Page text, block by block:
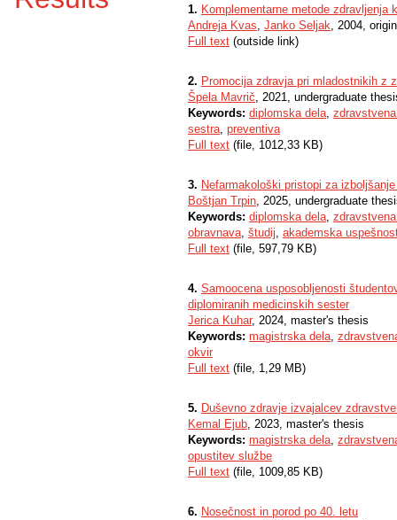
1. Komplementarne metode zdravljenja
Andreja Kvas, Janko Seljak, 2004,
Full text (outside link)
2. Promocija zdravja pri mladostnikih z
Špela Mavrič, 2021, undergraduate
Keywords: diplomska dela,
sestra, preventiva
Full text (file, 1012,33 KB)
3. Nefarmakološki pristopi za
Boštjan Trpin, 2025, undergraduate
Keywords: diplomska dela,
obravnava, študij, akademska
Full text (file, 597,79 KB)
4. Samoocena usposobljenosti
diplomiranih medicinskih sester
Jerica Kuhar, 2024, master's thesis
Keywords: magistrska dela,
okvir
Full text (file, 1,29 MB)
5. Duševno zdravje izvajalcev
Kemal Ejub, 2023, master's thesis
Keywords: magistrska dela,
opustitev službe
Full text (file, 1009,85 KB)
6. Nosečnost in porod po 40. letu